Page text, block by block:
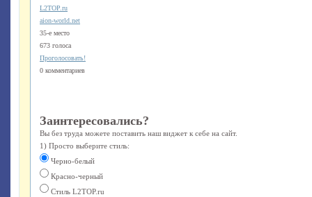
L2TOP.ru
aion-world.net
35-е место
673 голоса
Проголосовать!
0 комментариев
Заинтересовались?
Вы без труда можете поставить наш виджет к себе на сайт.
1) Просто выберите стиль:
Черно-белый
Красно-черный
Стиль L2TOP.ru